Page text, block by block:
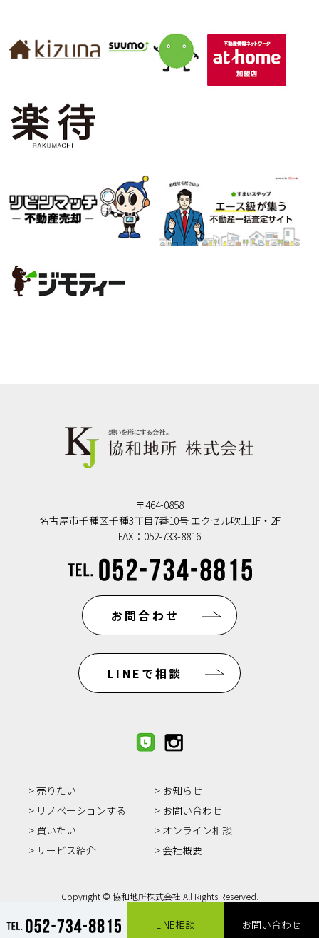
〒464-0858
名古屋市千種区千種3丁目7番10号 エクセル吹上1F・2F
FAX：052-733-8816
お問合わせ
LINEで相談
売りたい
リノベーションする
買いたい
サービス紹介
お知らせ
お問い合わせ
オンライン相談
会社概要
Copyright © 協和地所株式会社 All Rights Reserved.
LINE相談 お問い合わせ